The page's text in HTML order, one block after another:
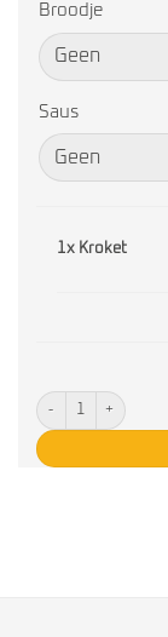
Broodje
Saus
1x Kroket
Kroket aantal